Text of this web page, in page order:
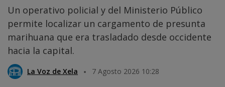
Un operativo policial y del Ministerio Público
permite localizar un cargamento de presunta
marihuana que era trasladado desde occidente
hacia la capital.
La Voz de Xela 7 Agosto 2026 10:28